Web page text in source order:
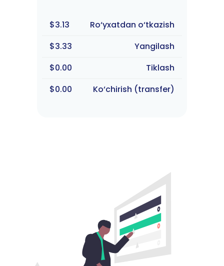
$3.13
Ro‘yxatdan o‘tkazish
$3.33
Yangilash
$0.00
Tiklash
$0.00
Ko‘chirish (transfer)